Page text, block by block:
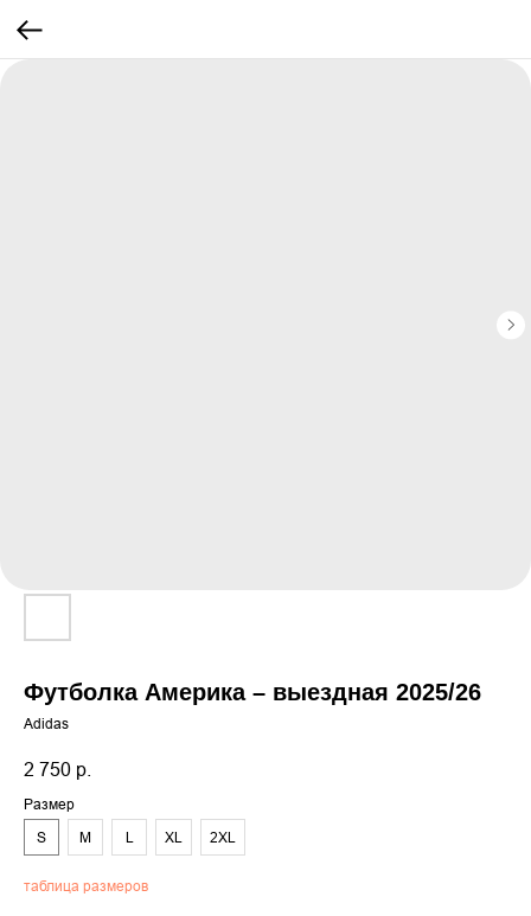
Футболка Америка – выездная 2025/26
Adidas
2 750 р.
Размер
S
M L XL 2XL
таблица размеров